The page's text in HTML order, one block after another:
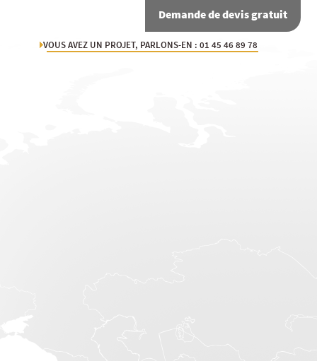
Demande de devis gratuit
VOUS AVEZ UN PROJET, PARLONS-EN : 01 45 46 89 78